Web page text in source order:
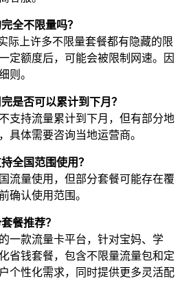
全不限量吗？
际上许多不限量套餐都有隐藏的限
定额度后，可能会被限制网速。因
则。
是否可以累计到下月？
支持流量累计到下月，但有部分地
具体需要咨询当地运营商。
全国范围使用？
流量使用，但部分套餐可能存在覆
确认使用范围。
餐推荐？
一款流量卡平台，针对宝妈、学
省钱套餐，包含不限量流量包和定
个性化需求，同时提供更多灵活配